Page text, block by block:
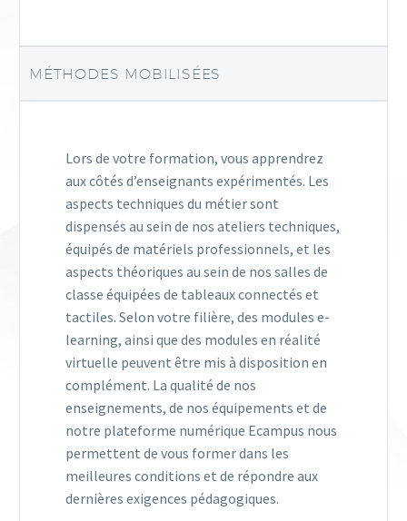
MÉTHODES MOBILISÉES
Lors de votre formation, vous apprendrez
aux côtés d’enseignants expérimentés. Les
aspects techniques du métier sont
dispensés au sein de nos ateliers techniques,
équipés de matériels professionnels, et les
aspects théoriques au sein de nos salles de
classe équipées de tableaux connectés et
tactiles. Selon votre filière, des modules e-
learning, ainsi que des modules en réalité
virtuelle peuvent être mis à disposition en
complément. La qualité de nos
enseignements, de nos équipements et de
notre plateforme numérique Ecampus nous
permettent de vous former dans les
meilleures conditions et de répondre aux
dernières exigences pédagogiques.